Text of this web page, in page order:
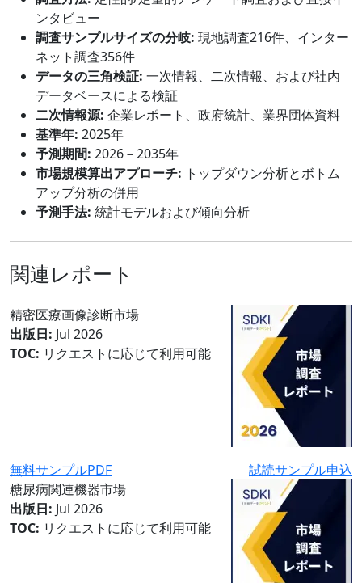
ンタビュー
調査サンプルサイズの分岐: 現地調査216件、インター
ネット調査356件
データの三角検証: 一次情報、二次情報、および社内
データベースによる検証
二次情報源: 企業レポート、政府統計、業界団体資料
基準年: 2025年
予測期間: 2026－2035年
市場規模算出アプローチ: トップダウン分析とボトム
アップ分析の併用
予測手法: 統計モデルおよび傾向分析
関連レポート
精密医療画像診断市場
出版日: Jul 2026
TOC: リクエストに応じて利用可能
無料サンプルPDF
試読サンプル申込
糖尿病関連機器市場
出版日: Jul 2026
TOC: リクエストに応じて利用可能